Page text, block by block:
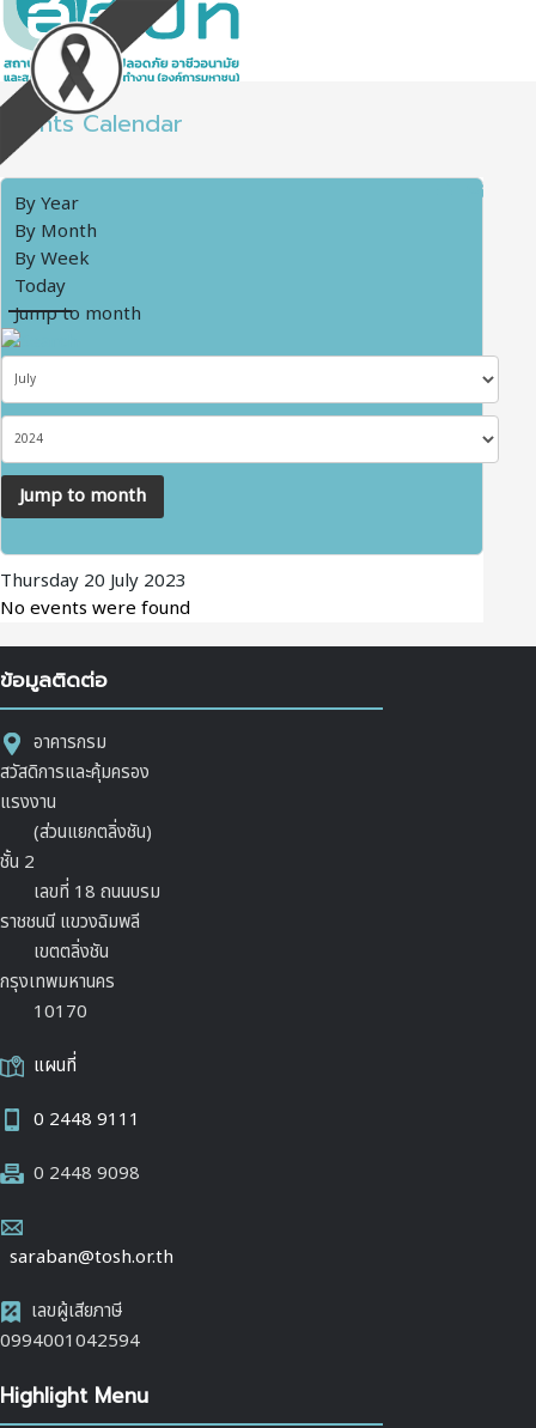
Events Calendar
By Year
By Month
By Week
Today
Jump to month
Jump to month
Thursday 20 July 2023
No events were found
ข้อมูลติดต่อ
อาคารกรม
สวัสดิการและคุ้มครอง
แรงงาน
(ส่วนแยกตลิ่งชัน)
ชั้น 2
เลขที่ 18 ถนนบรม
ราชชนนี แขวงฉิมพลี
เขตตลิ่งชัน
กรุงเทพมหานคร
10170
แผนที่
0 2448 9111
0 2448 9098
saraban@tosh.or.th
เลขผู้เสียภาษี
0994001042594
Highlight Menu